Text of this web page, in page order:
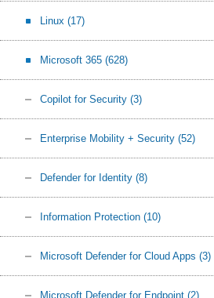
Linux (17)
Microsoft 365 (628)
Copilot for Security (3)
Enterprise Mobility + Security (52)
Defender for Identity (8)
Information Protection (10)
Microsoft Defender for Cloud Apps (3)
Microsoft Defender for Endpoint (2)